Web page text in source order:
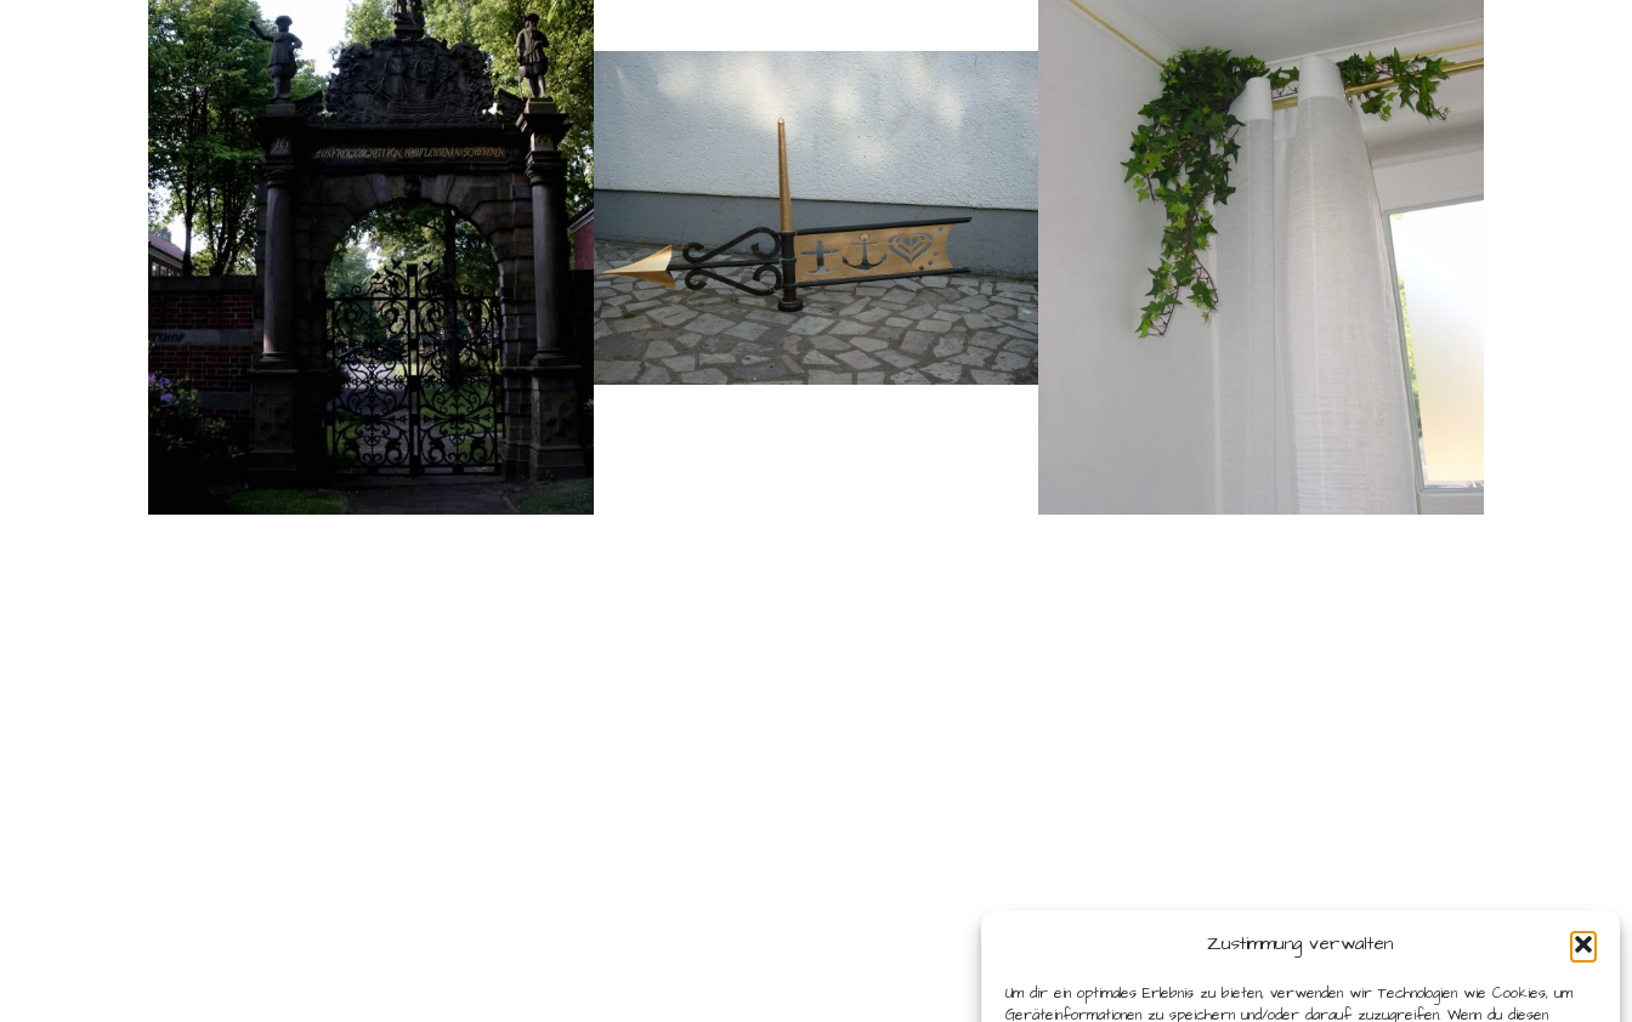
Zustimmung verwalten
Um dir ein optimales Erlebnis zu bieten, verwenden wir Technologien wie Cookies, um
Geräteinformationen zu speichern und/oder darauf zuzugreifen. Wenn du diesen